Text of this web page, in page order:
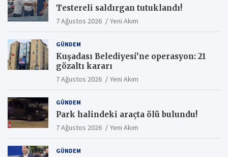
Testereli saldırgan tutuklandı!
7 Ağustos 2026 Yeni Akım
GÜNDEM
Kuşadası Belediyesi’ne operasyon: 21
gözaltı kararı
7 Ağustos 2026 Yeni Akım
GÜNDEM
Park halindeki araçta ölü bulundu!
7 Ağustos 2026 Yeni Akım
GÜNDEM